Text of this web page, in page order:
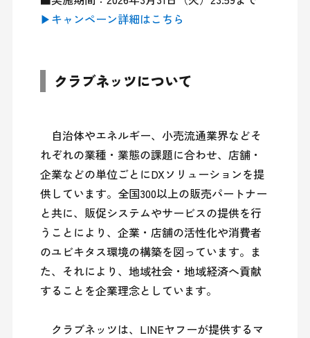
▶キャンペーン詳細はこちら
クラブネッツについて
自治体やエネルギー、小売流通業界などそ
れぞれの業種・業態の課題に合わせ、店舗・
企業などの単位ごとにDXソリューションを提
供しています。全国300以上の販売パートナー
と共に、販促システムやサービスの提供を行
うことにより、企業・店舗の活性化や消費者
のユビキタス環境の構築を図っています。ま
た、それにより、地域社会・地域経済へ貢献
することを企業理念としています。
クラブネッツは、LINEヤフーが提供するマ